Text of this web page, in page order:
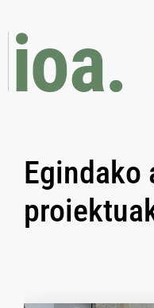
Egindako